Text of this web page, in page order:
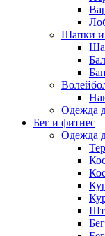
Шапки и
Одежда
Бег и фитнес
Одежда